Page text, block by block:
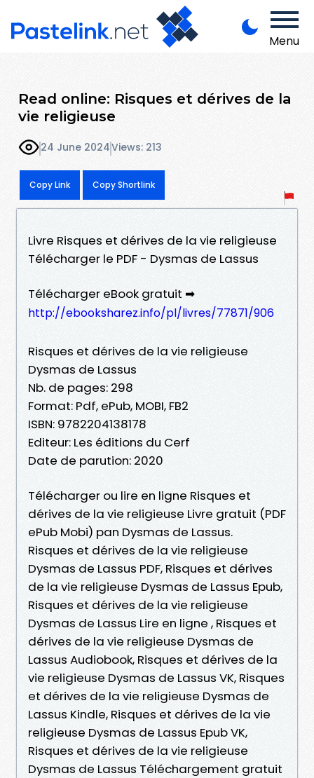
Menu
Read online: Risques et dérives de la
vie religieuse
24 June 2024Views: 213
Copy Link Copy Shortlink
Livre Risques et dérives de la vie religieuse
Télécharger le PDF - Dysmas de Lassus
Télécharger eBook gratuit ➡
http://ebooksharez.info/pl/livres/77871/906
Risques et dérives de la vie religieuse
Dysmas de Lassus
Nb. de pages: 298
Format: Pdf, ePub, MOBI, FB2
ISBN: 9782204138178
Editeur: Les éditions du Cerf
Date de parution: 2020
Télécharger ou lire en ligne Risques et
dérives de la vie religieuse Livre gratuit (PDF
ePub Mobi) pan Dysmas de Lassus.
Risques et dérives de la vie religieuse
Dysmas de Lassus PDF, Risques et dérives
de la vie religieuse Dysmas de Lassus Epub,
Risques et dérives de la vie religieuse
Dysmas de Lassus Lire en ligne , Risques et
dérives de la vie religieuse Dysmas de
Lassus Audiobook, Risques et dérives de la
vie religieuse Dysmas de Lassus VK, Risques
et dérives de la vie religieuse Dysmas de
Lassus Kindle, Risques et dérives de la vie
religieuse Dysmas de Lassus Epub VK,
Risques et dérives de la vie religieuse
Dysmas de Lassus Téléchargement gratuit